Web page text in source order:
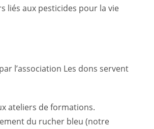
liés aux pesticides pour la vie
l’association Les dons servent
ateliers de formations.
du rucher bleu (notre